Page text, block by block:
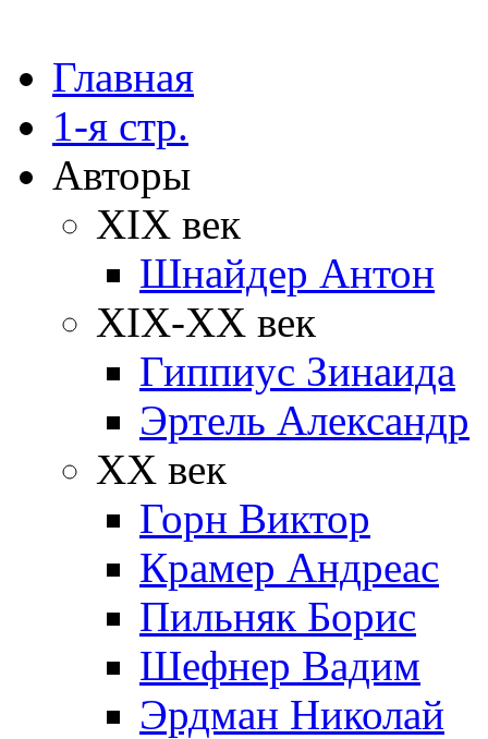
Главная
1-я стр.
Авторы
XIX век
Шнайдер Антон
XIX-XX век
Гиппиус Зинаида
Эртель Александр
XX век
Горн Виктор
Крамер Андреас
Пильняк Борис
Шефнер Вадим
Эрдман Николай